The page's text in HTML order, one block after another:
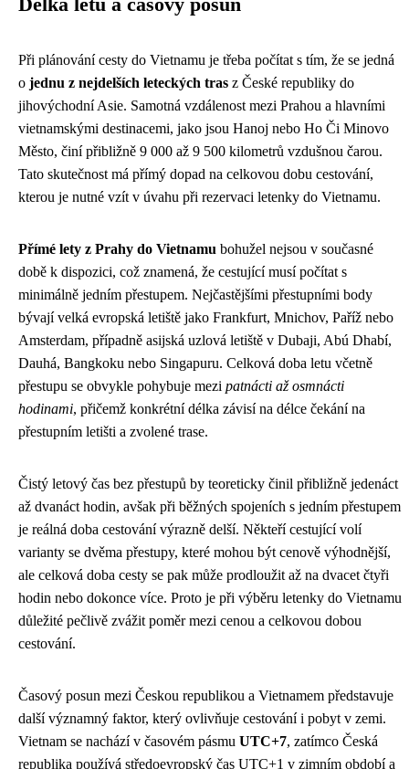
Při plánování cesty do Vietnamu je třeba počítat s tím, že se jedná
o jednu z nejdelších leteckých tras z České republiky do
jihovýchodní Asie. Samotná vzdálenost mezi Prahou a hlavními
vietnamskými destinacemi, jako jsou Hanoj nebo Ho Či Minovo
Město, činí přibližně 9 000 až 9 500 kilometrů vzdušnou čarou.
Tato skutečnost má přímý dopad na celkovou dobu cestování,
kterou je nutné vzít v úvahu při rezervaci letenky do Vietnamu.
Přímé lety z Prahy do Vietnamu bohužel nejsou v současné
době k dispozici, což znamená, že cestující musí počítat s
minimálně jedním přestupem. Nejčastějšími přestupními body
bývají velká evropská letiště jako Frankfurt, Mnichov, Paříž nebo
Amsterdam, případně asijská uzlová letiště v Dubaji, Abú Dhabí,
Dauhá, Bangkoku nebo Singapuru. Celková doba letu včetně
přestupu se obvykle pohybuje mezi patnácti až osmnácti
hodinami, přičemž konkrétní délka závisí na délce čekání na
přestupním letišti a zvolené trase.
Čistý letový čas bez přestupů by teoreticky činil přibližně jedenáct
až dvanáct hodin, avšak při běžných spojeních s jedním přestupem
je reálná doba cestování výrazně delší. Někteří cestující volí
varianty se dvěma přestupy, které mohou být cenově výhodnější,
ale celková doba cesty se pak může prodloužit až na dvacet čtyři
hodin nebo dokonce více. Proto je při výběru letenky do Vietnamu
důležité pečlivě zvážit poměr mezi cenou a celkovou dobou
cestování.
Časový posun mezi Českou republikou a Vietnamem představuje
další významný faktor, který ovlivňuje cestování i pobyt v zemi.
Vietnam se nachází v časovém pásmu UTC+7, zatímco Česká
republika používá středoevropský čas UTC+1 v zimním období a